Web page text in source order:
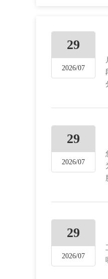
29
2026/07
29
2026/07
29
2026/07